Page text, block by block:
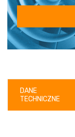
DANE
TECHNICZNE